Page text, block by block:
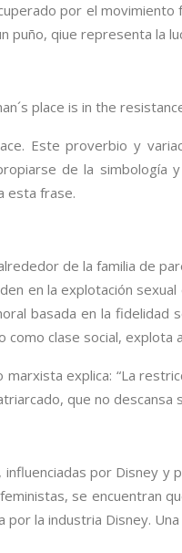
por el
puño, qiue representa la
place is in the
Este proverbio y
de la simbología
esta frase.
de la familia de
en la explotación
basada en la
clase social,
explica: “La
que no
por Disney
se encuentran
la industria Disney.